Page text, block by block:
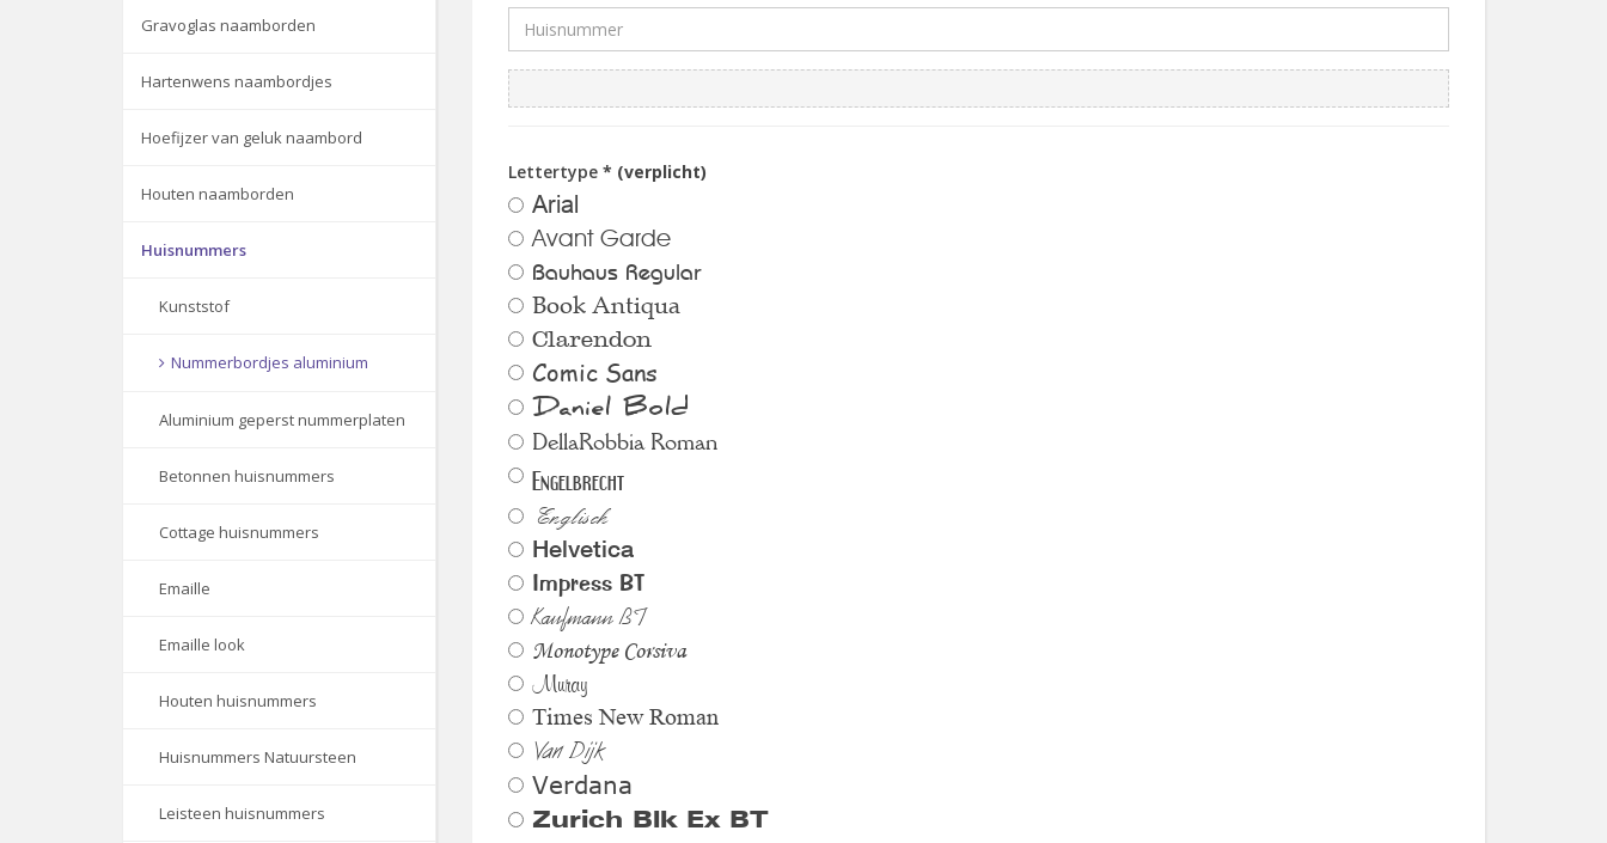
Gravoglas naamborden
Hartenwens naambordjes
Hoefijzer van geluk naambord
Houten naamborden
Huisnummers
Kunststof
Nummerbordjes aluminium
Aluminium geperst nummerplaten
Betonnen huisnummers
Cottage huisnummers
Emaille
Emaille look
Houten huisnummers
Huisnummers Natuursteen
Leisteen huisnummers
Lettertype * (verplicht)
Arial
Avant Garde
Bauhaus Regular
Book Antiqua
Clarendon
Comic Sans
Daniel Bold
DellaRobbia Roman
Engelbrecht
Englisch
Helvetica
Impress BT
Kaufmann BT
Monotype Corsiva
Muray
Times New Roman
Van Dijk
Verdana
Zurich Blk Ex BT